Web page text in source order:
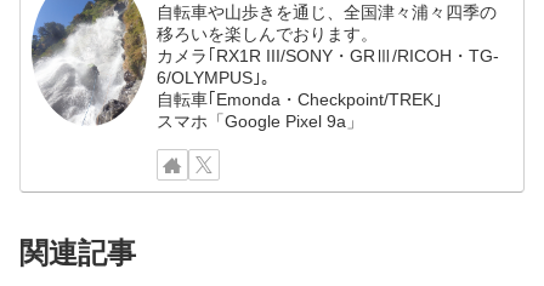
自転車や山歩きを通じ、全国津々浦々四季の
移ろいを楽しんでおります。
カメラ｢RX1R III/SONY・GRⅢ/RICOH・TG-
6/OLYMPUS｣。
自転車｢Emonda・Checkpoint/TREK｣
スマホ「Google Pixel 9a」
関連記事